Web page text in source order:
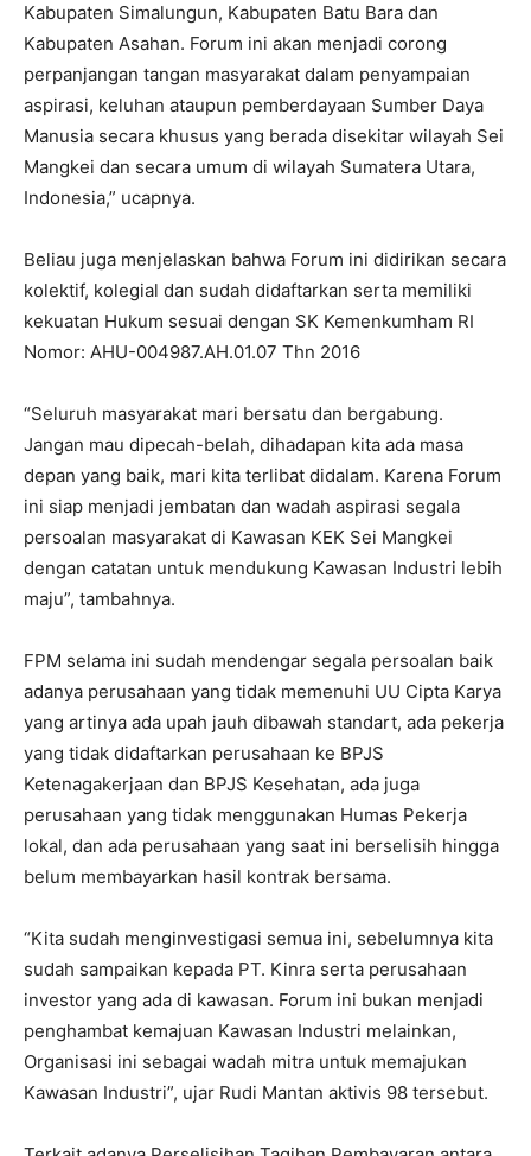
Kabupaten Simalungun, Kabupaten Batu Bara dan
Kabupaten Asahan. Forum ini akan menjadi corong
perpanjangan tangan masyarakat dalam penyampaian
aspirasi, keluhan ataupun pemberdayaan Sumber Daya
Manusia secara khusus yang berada disekitar wilayah Sei
Mangkei dan secara umum di wilayah Sumatera Utara,
Indonesia,” ucapnya.
Beliau juga menjelaskan bahwa Forum ini didirikan secara
kolektif, kolegial dan sudah didaftarkan serta memiliki
kekuatan Hukum sesuai dengan SK Kemenkumham RI
Nomor: AHU-004987.AH.01.07 Thn 2016
“Seluruh masyarakat mari bersatu dan bergabung.
Jangan mau dipecah-belah, dihadapan kita ada masa
depan yang baik, mari kita terlibat didalam. Karena Forum
ini siap menjadi jembatan dan wadah aspirasi segala
persoalan masyarakat di Kawasan KEK Sei Mangkei
dengan catatan untuk mendukung Kawasan Industri lebih
maju”, tambahnya.
FPM selama ini sudah mendengar segala persoalan baik
adanya perusahaan yang tidak memenuhi UU Cipta Karya
yang artinya ada upah jauh dibawah standart, ada pekerja
yang tidak didaftarkan perusahaan ke BPJS
Ketenagakerjaan dan BPJS Kesehatan, ada juga
perusahaan yang tidak menggunakan Humas Pekerja
lokal, dan ada perusahaan yang saat ini berselisih hingga
belum membayarkan hasil kontrak bersama.
“Kita sudah menginvestigasi semua ini, sebelumnya kita
sudah sampaikan kepada PT. Kinra serta perusahaan
investor yang ada di kawasan. Forum ini bukan menjadi
penghambat kemajuan Kawasan Industri melainkan,
Organisasi ini sebagai wadah mitra untuk memajukan
Kawasan Industri”, ujar Rudi Mantan aktivis 98 tersebut.